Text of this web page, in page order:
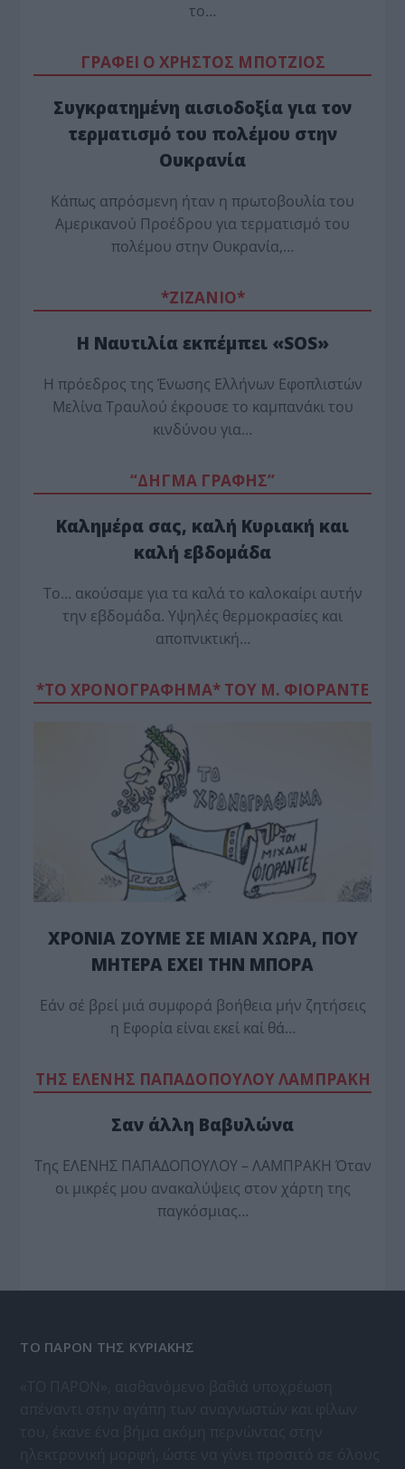
το…
ΓΡΑΦΕΙ Ο ΧΡΗΣΤΟΣ ΜΠΟΤΖΙΟΣ
Συγκρατημένη αισιοδοξία για τον
τερματισμό του πολέμου στην
Ουκρανία
Κάπως απρόσμενη ήταν η πρωτοβουλία του
Αμερικανού Προέδρου για τερματισμό του
πολέμου στην Ουκρανία,…
*ZΙΖΑΝΙΟ*
Η Ναυτιλία εκπέμπει «SOS»
Η πρόεδρος της Ένωσης Ελλήνων Εφοπλιστών
Μελίνα Τραυλού έ­κρουσε το καμπανάκι του
κινδύνου για…
“ΔΗΓΜΑ ΓΡΑΦΗΣ”
Καλημέρα σας, καλή Κυριακή και
καλή εβδομάδα
Το… ακούσαμε για τα καλά το καλοκαίρι αυτήν
την εβδομάδα. Υψηλές θερμοκρασίες και
αποπνικτική…
*ΤΟ ΧΡΟΝΟΓΡΑΦΗΜΑ* ΤΟΥ Μ. ΦΙΟΡΆΝΤΕ
ΧΡΟΝΙΑ ΖΟΥΜΕ ΣΕ ΜΙΑΝ ΧΩΡΑ, ΠΟΥ
ΜΗΤΕΡΑ ΕΧΕΙ ΤΗΝ ΜΠΟΡΑ
Εάν σέ βρεί μιά συμφορά βοήθεια μήν ζητήσεις
η Εφορία είναι εκεί καί θά…
TΗΣ ΕΛΕΝΗΣ ΠΑΠΑΔΟΠΟΥΛΟΥ ΛΑΜΠΡΑΚΗ
Σαν άλλη Βαβυλώνα
Της ΕΛΕΝΗΣ ΠΑΠΑΔΟΠΟΥΛΟΥ – ΛΑΜΠΡΑΚΗ Όταν
οι μικρές μου ανακαλύψεις στον χάρτη της
παγκόσμιας…
ΤΟ ΠΑΡΟΝ ΤΗΣ ΚΥΡΙΑΚΗΣ